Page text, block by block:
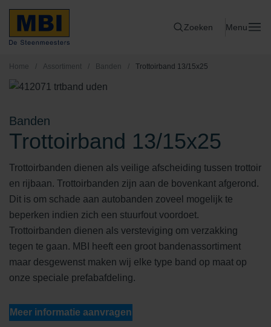
Zoeken Menu
Home / Assortiment / Banden / Trottoirband 13/15x25
Banden
Trottoirband 13/15x25
Trottoirbanden dienen als veilige afscheiding tussen trottoir
en rijbaan. Trottoirbanden zijn aan de bovenkant afgerond.
Dit is om schade aan autobanden zoveel mogelijk te
beperken indien zich een stuurfout voordoet.
Trottoirbanden dienen als versteviging om verzakking
tegen te gaan. MBI heeft een groot bandenassortiment
maar desgewenst maken wij elke type band op maat op
onze speciale prefabafdeling.
Meer informatie aanvragen